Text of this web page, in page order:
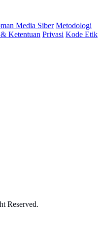
Media Siber Metodologi
Ketentuan Privasi Kode Etik
Reserved.